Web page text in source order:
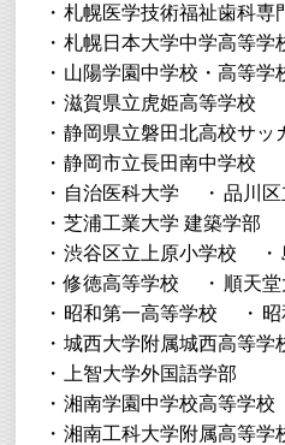
札幌医学技術福祉歯科専
札幌日本大学中学高等学
山陽学園中学校・高等学
滋賀県立虎姫高等学校
静岡県立磐田北高校サッ
静岡市立長田南中学校
自治医科大学
品川
芝浦工業大学 建築学部
渋谷区立上原小学校
修徳高等学校
順天堂
昭和第一高等学校
城西大学附属城西高等学
上智大学外国語学部
湘南学園中学校高等学校
湘南工科大学附属高等学